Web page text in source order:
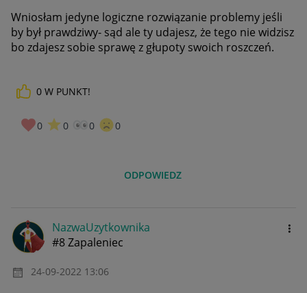
Wniosłam jedyne logiczne rozwiązanie problemy jeśli
by był prawdziwy- sąd ale ty udajesz, że tego nie widzisz
bo zdajesz sobie sprawę z głupoty swoich roszczeń.
0 W PUNKT!
0 0 0 0
ODPOWIEDZ
NazwaUzytkownika
#8 Zapaleniec
‎24-09-2022 13:06